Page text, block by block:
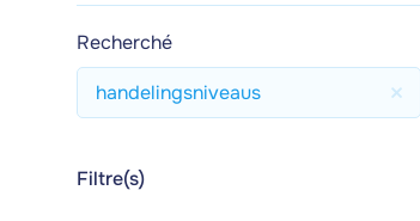
Recherché
handelingsniveaus
Filtre(s)